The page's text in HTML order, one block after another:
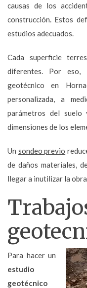
causas de los
construcción. Estos
estudios adecuados.
Cada superficie
diferentes. Por eso,
geotécnico en
personalizada, a
parámetros del
dimensiones de los
Un sondeo previo
de daños materiales,
llegar a inutilizar la
Para hacer un
estudio
geotécnico